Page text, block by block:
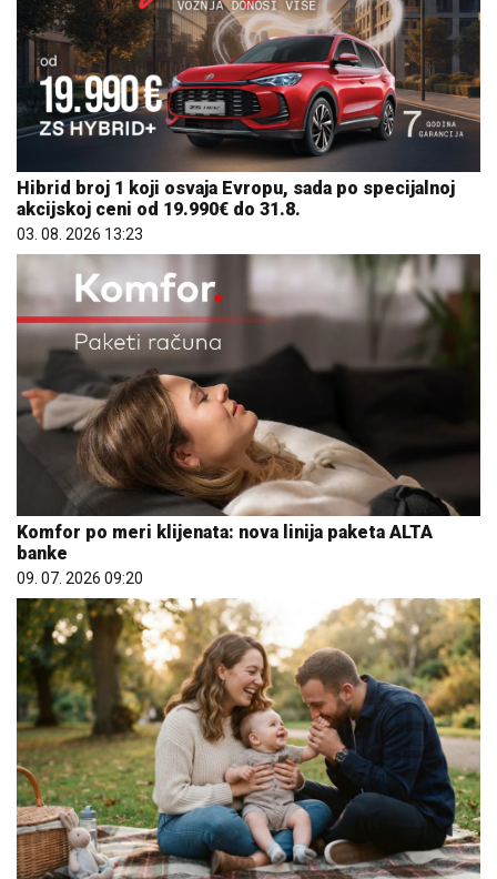
Hibrid broj 1 koji osvaja Evropu, sada po specijalnoj
akcijskoj ceni od 19.990€ do 31.8.
03. 08. 2026 13:23
Komfor po meri klijenata: nova linija paketa ALTA
banke
09. 07. 2026 09:20